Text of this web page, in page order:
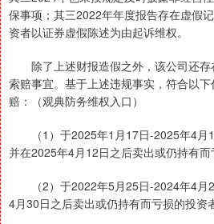
保事项；其三2022年年度报告存在虚假
资者以证券虚假陈述为由起诉维权。
除了上述财报造假之外，该公司还存
索赔事宜。基于上述违规事实，符合以
赔：（观典防务维权入口）
（1）于2025年1月17日-2025年4月
并在2025年4月12日之后卖出或仍持有而
（2）于2022年5月25日-2024年4月
4月30日之后卖出或仍持有而亏损的投资